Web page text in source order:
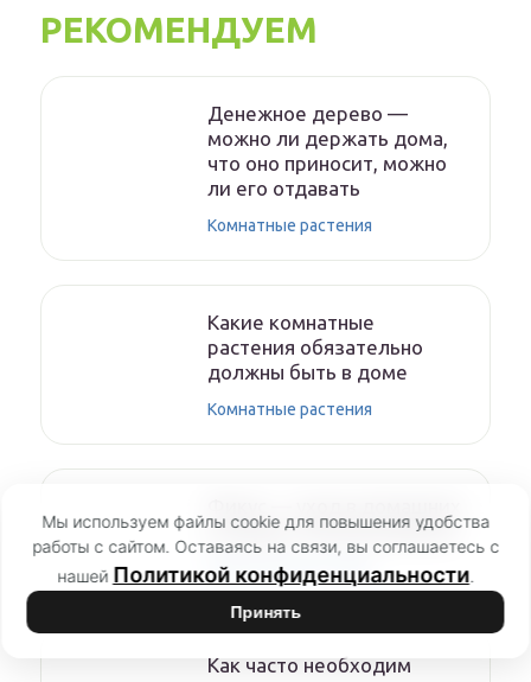
РЕКОМЕНДУЕМ
Денежное дерево —
можно ли держать дома,
что оно приносит, можно
ли его отдавать
Комнатные растения
Какие комнатные
растения обязательно
должны быть в доме
Комнатные растения
условиях, болезни фикуса
Комнатные растения
Как часто необходим
Мы используем файлы cookie для повышения удобства
работы с сайтом. Оставаясь на связи, вы соглашаетесь с
нашей Политикой конфиденциальности.
Принять